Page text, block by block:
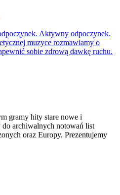
Aktywny odpoczynek.
muzyce rozmawiamy o
sobie zdrową dawkę ruchu.
gramy hity stare nowe i
do archiwalnych notowań list
oraz Europy. Prezentujemy